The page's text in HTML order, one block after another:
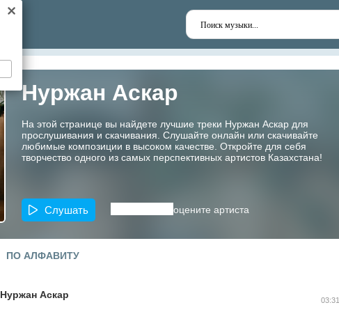
Нуржан Аскар
На этой странице вы найдете лучшие треки Нуржан Аскар для
прослушивания и скачивания. Слушайте онлайн или скачивайте
любимые композиции в высоком качестве. Откройте для себя
творчество одного из самых перспективных артистов Казахстана!
Слушать оцените артиста
ПО АЛФАВИТУ
Нуржан Аскар
03:31